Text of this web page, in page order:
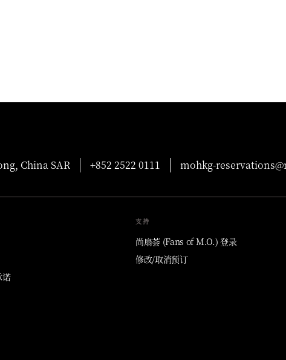
China SAR +852 2522 0111 mohkg-
诺
支持
尚扇荟 (Fans of M.O.) 登录
修改/取消预订